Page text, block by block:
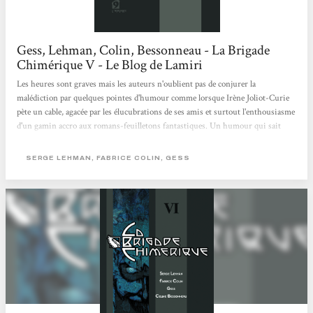
Gess, Lehman, Colin, Bessonneau - La Brigade
Chimérique V - Le Blog de Lamiri
Les heures sont graves mais les auteurs n'oublient pas de conjurer la
malédiction par quelques pointes d'humour comme lorsque Irène Joliot-Curie
pète un cable, agacée par les élucubrations de ses amis et surtout l'enthousiasme
d'un gamin accro aux romans-feuilletons fantastiques. Un humour qui sait
séance au club de l'Hypermonde permet de réunir quelques hautes figures de la
Renard, J.-H. Rosny aîné, Jean Ray* vient se joindre un p'tit jeune
prometteur...
SERGE LEHMAN, FABRICE COLIN, GESS